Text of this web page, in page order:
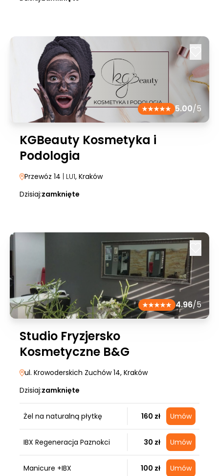
5.00/5
KGBeauty Kosmetyka i
Podologia
Przewóz 14 | LU1, Kraków
Dzisiaj:zamknięte
4.96/5
Studio Fryzjersko
Kosmetyczne B&G
ul. Krowoderskich Zuchów 14, Kraków
Dzisiaj:zamknięte
Żel na naturalną płytkę 160 zł Umów
IBX Regeneracja Paznokci 30 zł Umów
Manicure +IBX 100 zł Umów